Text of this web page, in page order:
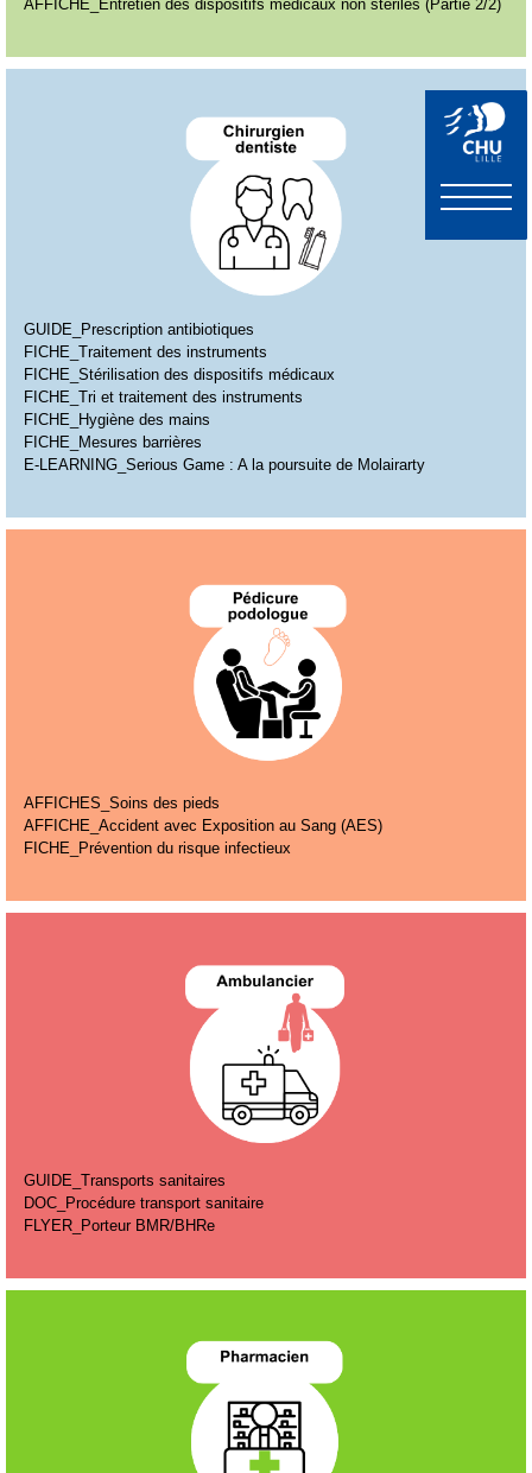
AFFICHE_Entretien des dispositifs médicaux non stériles (Partie 2/2)
GUIDE_Prescription antibiotiques
FICHE_Traitement des instruments
FICHE_Stérilisation des dispositifs médicaux
FICHE_Tri et traitement des instruments
FICHE_Hygiène des mains
FICHE_Mesures barrières
E-LEARNING_Serious Game : A la poursuite de Molairarty
AFFICHES_Soins des pieds
AFFICHE_Accident avec Exposition au Sang (AES)
FICHE_Prévention du risque infectieux
GUIDE_Transports sanitaires
DOC_Procédure transport sanitaire
FLYER_Porteur BMR/BHRe